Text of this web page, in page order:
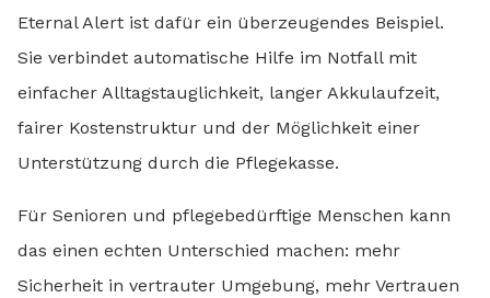
Eternal Alert ist dafür ein überzeugendes Beispiel.
Sie verbindet automatische Hilfe im Notfall mit
einfacher Alltagstauglichkeit, langer Akkulaufzeit,
fairer Kostenstruktur und der Möglichkeit einer
Unterstützung durch die Pflegekasse.
Für Senioren und pflegebedürftige Menschen kann
das einen echten Unterschied machen: mehr
Sicherheit in vertrauter Umgebung, mehr Vertrauen